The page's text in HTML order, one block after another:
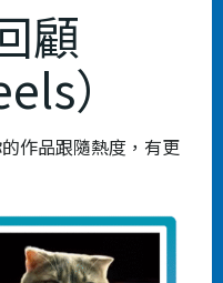
顧
）
作品跟隨熱度，有更